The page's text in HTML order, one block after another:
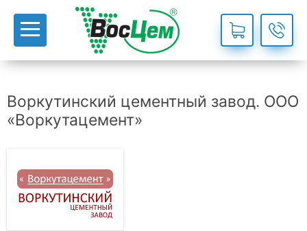
Воркутинский цементный завод. ООО
«Воркутацемент»